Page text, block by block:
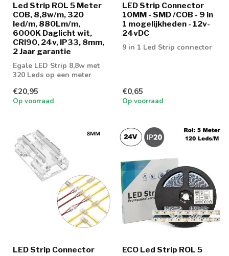
Led Strip ROL 5 Meter
COB, 8,8w/m, 320
led/m, 880Lm/m,
6000K Daglicht wit,
CRI90, 24v, IP33, 8mm,
2 Jaar garantie
Egale LED Strip 8,8w met
320 Leds op een meter
Techniek! Leverb...
€20,95
Op voorraad
LED Strip Connector
10MM - SMD /COB - 9 in
1 mogelijkheden - 12v-
24vDC
9 in 1 Led Strip connector
€0,65
Op voorraad
LED Strip Connector
ECO Led Strip ROL 5